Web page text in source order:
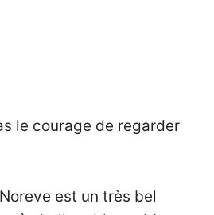
le courage de regarder
est un très bel